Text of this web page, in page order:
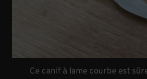
Ce canif à lame courbe est